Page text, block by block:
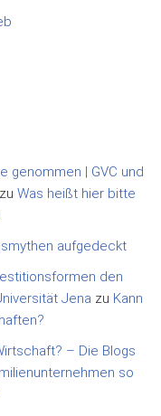
genommen | GVC und
zu Was heißt hier bitte
aufgedeckt
den
Jena zu Kann
– Die Blogs
so